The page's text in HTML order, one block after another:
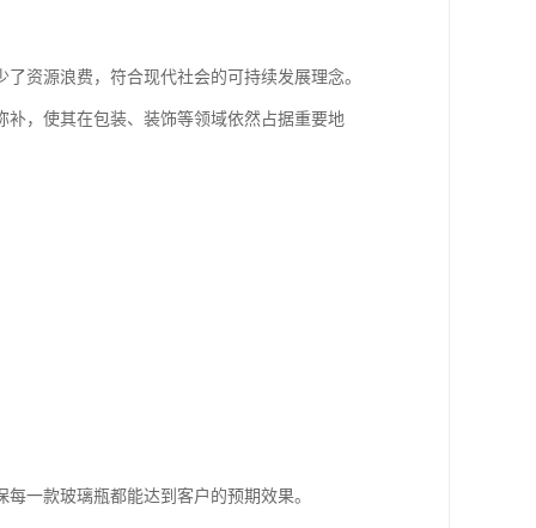
资源浪费，符合现代社会的可持续发展理念。
，使其在包装、装饰等领域依然占据重要地
一款玻璃瓶都能达到客户的预期效果。